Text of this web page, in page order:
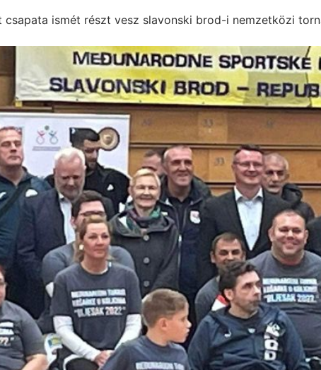
csapata ismét részt vesz slavonski brod-i nemzetközi